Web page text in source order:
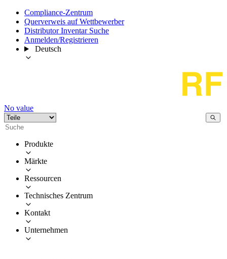
Compliance-Zentrum
Querverweis auf Wettbewerber
Distributor Inventar Suche
Anmelden/Registrieren
Deutsch
No value
Produkte
Märkte
Ressourcen
Technisches Zentrum
Kontakt
Unternehmen